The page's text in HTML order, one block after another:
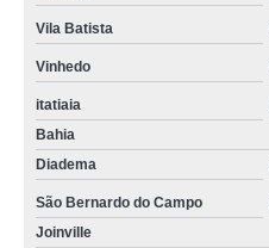
Vila Batista
Vinhedo
itatiaia
Bahia
Diadema
São Bernardo do Campo
Joinville